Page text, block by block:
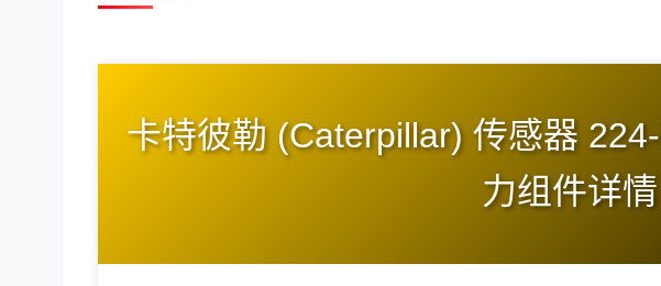
卡特彼勒 (Caterpillar) 传感器
力组件详情